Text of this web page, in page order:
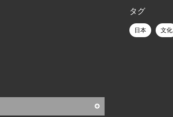
タグ
日本 文化